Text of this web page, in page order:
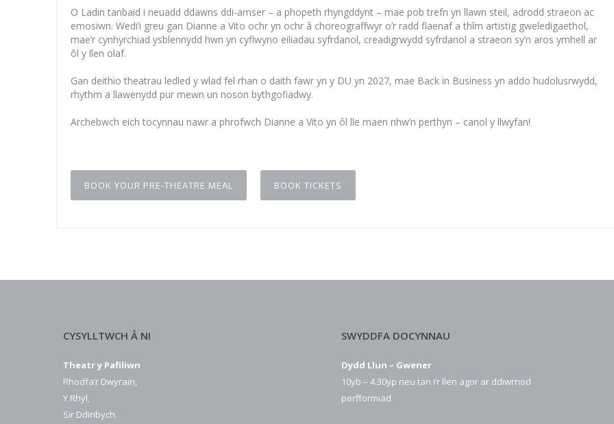
O Ladin tanbaid i neuadd ddawns ddi-amser – a phopeth rhyngddynt – mae pob trefn yn llawn steil, adrodd straeon ac
emosiwn. Wedi’i greu gan Dianne a Vito ochr yn ochr â choreograffwyr o’r radd flaenaf a thîm artistig gweledigaethol,
mae’r cynhyrchiad ysblennydd hwn yn cyflwyno eiliadau syfrdanol, creadigrwydd syfrdanol a straeon sy’n aros ymhell ar
ôl y llen olaf.
Gan deithio theatrau ledled y wlad fel rhan o daith fawr yn y DU yn 2027, mae Back in Business yn addo hudolusrwydd,
rhythm a llawenydd pur mewn un noson bythgofiadwy.
Archebwch eich tocynnau nawr a phrofwch Dianne a Vito yn ôl lle maen nhw’n perthyn – canol y llwyfan!
BOOK YOUR PRE-THEATRE MEAL BOOK TICKETS
CYSYLLTWCH Â NI
Theatr y Pafiliwn
Rhodfa’r Dwyrain,
Y Rhyl,
Sir Ddinbych.
SWYDDFA DOCYNNAU
Dydd Llun – Gwener
10yb – 4.30yp neu tan i’r llen agor ar ddiwrnod
perfformiad